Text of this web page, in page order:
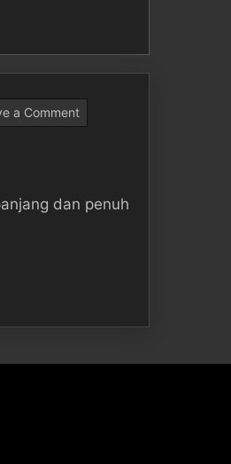
a Commenton
Sepak
Pernah
dan penuh